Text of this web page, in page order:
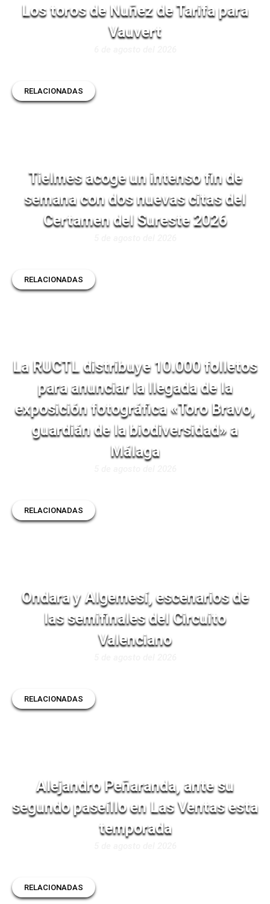
Los toros de Nuñez de Tarifa para
Vauvert
RELACIONADAS
Tielmes acoge un intenso fin de
semana con dos nuevas citas del
Certamen del Sureste 2026
RELACIONADAS
La RUCTL distribuye 10.000 folletos
para anunciar la llegada de la
exposición fotográfica «Toro Bravo,
guardián de la biodiversidad» a
Málaga
RELACIONADAS
Ondara y Algemesí, escenarios de
las semifinales del Circuito
Valenciano
RELACIONADAS
Alejandro Peñaranda, ante su
segundo paseíllo en Las Ventas esta
temporada
RELACIONADAS